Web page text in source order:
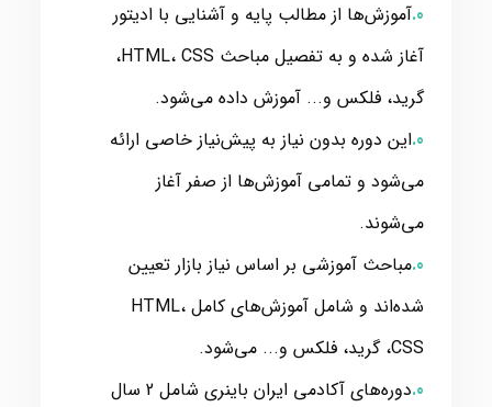
آموزش‌ها از مطالب پایه و آشنایی با ادیتور
آغاز شده و به تفصیل مباحث HTML، CSS،
گرید، فلکس و... آموزش داده می‌شود.
این دوره بدون نیاز به پیش‌نیاز خاصی ارائه
می‌شود و تمامی آموزش‌ها از صفر آغاز
می‌شوند.
مباحث آموزشی بر اساس نیاز بازار تعیین
شده‌اند و شامل آموزش‌های کامل HTML،
CSS، گرید، فلکس و... می‌شود.
دوره‌های آکادمی ایران باینری شامل 2 سال